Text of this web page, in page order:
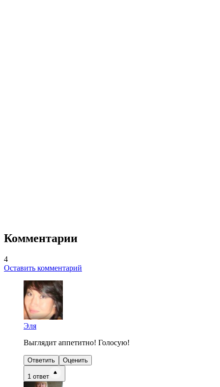
Комментарии
4
Оставить комментарий
Эля
Выглядит аппетитно! Голосую!
Ответить Оценить
1 ответ